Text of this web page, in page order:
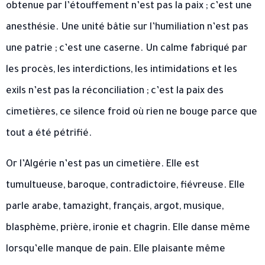
obtenue par l’étouffement n’est pas la paix ; c’est une
anesthésie. Une unité bâtie sur l’humiliation n’est pas
une patrie ; c’est une caserne. Un calme fabriqué par
les procès, les interdictions, les intimidations et les
exils n’est pas la réconciliation ; c’est la paix des
cimetières, ce silence froid où rien ne bouge parce que
tout a été pétrifié.
Or l’Algérie n’est pas un cimetière. Elle est
tumultueuse, baroque, contradictoire, fiévreuse. Elle
parle arabe, tamazight, français, argot, musique,
blasphème, prière, ironie et chagrin. Elle danse même
lorsqu’elle manque de pain. Elle plaisante même